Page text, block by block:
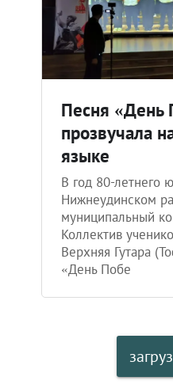
Песня «День
прозвучала
языке
В год 80-летнего
Нижнеудинском
муниципальный
Коллектив
Верхняя Гутара
«День Побе